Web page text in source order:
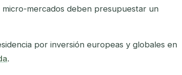
mercados deben presupuestar un
por inversión europeas y globales en
.